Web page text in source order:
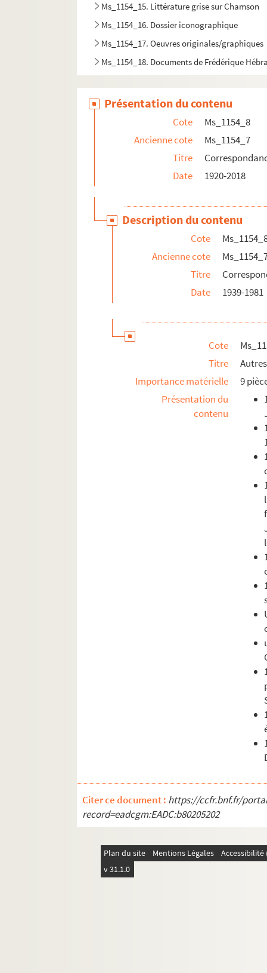
Ms_1154_15. Littérature grise sur Chamson
Ms_1154_16. Dossier iconographique
Ms_1154_17. Oeuvres originales/graphiques
Ms_1154_18. Documents de Frédérique
Présentation du contenu
Cote
Ms_1154_8
Ancienne cote
Ms_1154_7
Titre
Date
1920-2018
Description du contenu
Cote
Ancienne cote
Titre
Date
1939-1981
Cote
Titre
Autres
Importance matérielle
9
Présentation du
contenu
Citer ce document : https://ccfr.bnf.fr/
record=eadcgm:EADC:b80205202
Plan du site Mentions Légales
v 31.1.0